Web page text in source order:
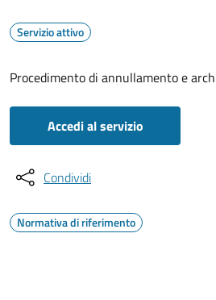
Servizio attivo
Procedimento di annullamento e
Accedi al servizio
Condividi
Normativa di riferimento